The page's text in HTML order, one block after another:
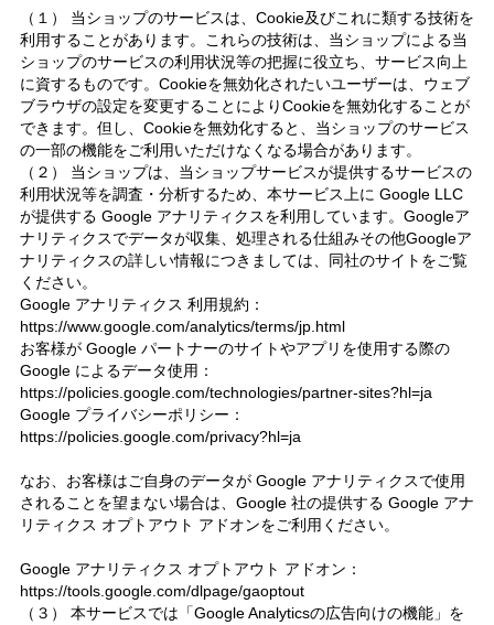
（１） 当ショップのサービスは、Cookie及びこれに類する技術を
利用することがあります。これらの技術は、当ショップによる当
ショップのサービスの利用状況等の把握に役立ち、サービス向上
に資するものです。Cookieを無効化されたいユーザーは、ウェブ
ブラウザの設定を変更することによりCookieを無効化することが
できます。但し、Cookieを無効化すると、当ショップのサービス
の一部の機能をご利用いただけなくなる場合があります。
（２） 当ショップは、当ショップサービスが提供するサービスの
利用状況等を調査・分析するため、本サービス上に Google LLC
が提供する Google アナリティクスを利用しています。Googleア
ナリティクスでデータが収集、処理される仕組みその他Googleア
ナリティクスの詳しい情報につきましては、同社のサイトをご覧
ください。
Google アナリティクス 利用規約：
https://www.google.com/analytics/terms/jp.html
お客様が Google パートナーのサイトやアプリを使用する際の
Google によるデータ使用：
https://policies.google.com/technologies/partner-sites?hl=ja
Google プライバシーポリシー：
https://policies.google.com/privacy?hl=ja
なお、お客様はご自身のデータが Google アナリティクスで使用
されることを望まない場合は、Google 社の提供する Google アナ
リティクス オプトアウト アドオンをご利用ください。
Google アナリティクス オプトアウト アドオン：
https://tools.google.com/dlpage/gaoptout
（３） 本サービスでは「Google Analyticsの広告向けの機能」を